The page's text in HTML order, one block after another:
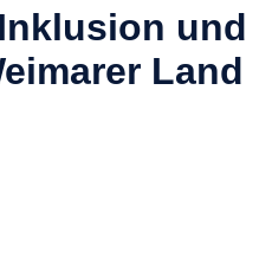
und
Land